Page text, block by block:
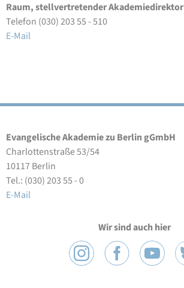
Raum, stellvertretender Akademiedirektor
Telefon (030) 203 55 - 510
E-Mail
Evangelische Akademie zu Berlin gGmbH
Charlottenstraße 53/54
10117 Berlin
Tel.: (030) 203 55 - 0
E-Mail
Wir sind auch hier